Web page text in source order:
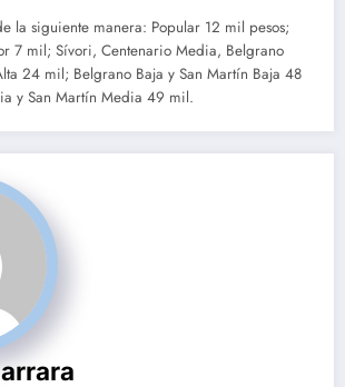
la siguiente manera: Popular 12 mil pesos;
7 mil; Sívori, Centenario Media, Belgrano
24 mil; Belgrano Baja y San Martín Baja 48
y San Martín Media 49 mil.